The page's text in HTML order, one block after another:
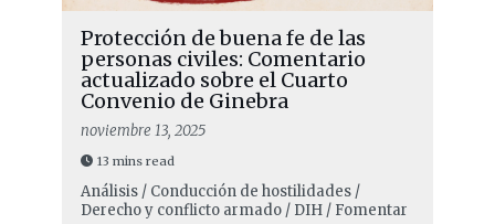
Protección de buena fe de las
personas civiles: Comentario
actualizado sobre el Cuarto
Convenio de Ginebra
noviembre 13, 2025
13 mins read
Análisis / Conducción de hostilidades /
Derecho y conflicto armado / DIH / Fomentar